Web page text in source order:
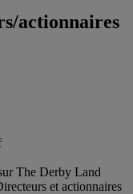
actionnaires
The Derby Land
et actionnaires